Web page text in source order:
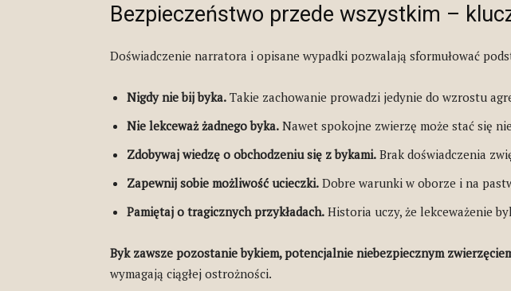
Bezpieczeństwo przede wszystkim –
Doświadczenie narratora i opisane wypadki pozwalają sformułować
Nigdy nie bij byka. Takie zachowanie prowadzi jedynie do wzrostu
Nie lekceważ żadnego byka. Nawet spokojne zwierzę może stać się
Zdobywaj wiedzę o obchodzeniu się z bykami. Brak doświadczenia
Zapewnij sobie możliwość ucieczki. Dobre warunki w oborze i na
Pamiętaj o tragicznych przykładach. Historia uczy, że lekceważenie
Byk zawsze pozostanie bykiem, potencjalnie niebezpiecznym
wymagają ciągłej ostrożności.